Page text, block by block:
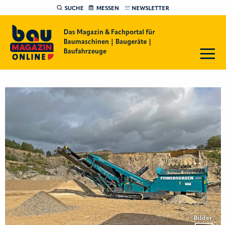
SUCHE MESSEN NEWSLETTER
Das Magazin & Fachportal für
Baumaschinen | Baugeräte |
Baufahrzeuge
Bilder